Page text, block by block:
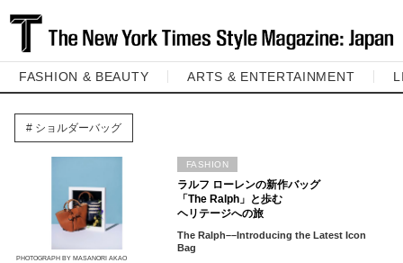
FASHION & BEAUTY ARTS & ENTERTAINMENT
ショルダーバッグ
PHOTOGRAPH BY MASANORI AKAO
ラルフ ローレンの新作バッグ
「The Ralph」と歩む
ヘリテージへの旅
The Ralph––Introducing the Latest Icon
Bag
FASHION